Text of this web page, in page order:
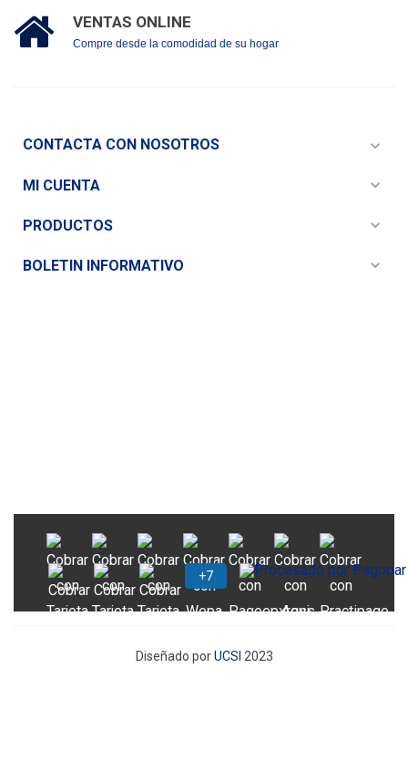
VENTAS ONLINE
Compre desde la comodidad de su hogar
CONTACTA CON NOSOTROS expand_more
MI CUENTA expand_more
PRODUCTOS expand_more
BOLETIN INFORMATIVO expand_more
Diseñado porUCSI 2023